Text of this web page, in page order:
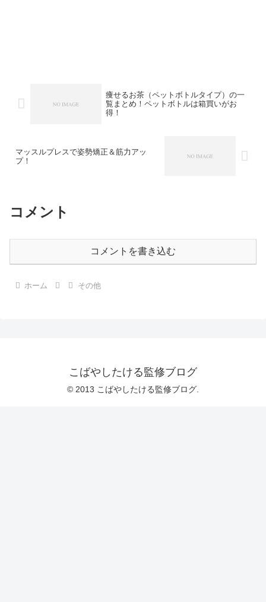
痩せるお茶（ペットボトルタイプ）の一
覧まとめ！ペットボトルは箱買いがお
得！
マッスルプレスで姿勢矯正＆筋力アッ
プ！
コメント
コメントを書き込む
ホーム その他
こばやしたける監修ブログ
© 2013 こばやしたける監修ブログ.